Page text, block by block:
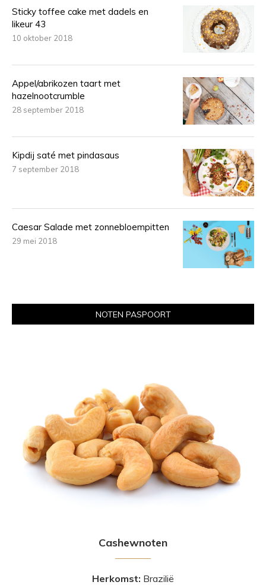
Sticky toffee cake met dadels en
likeur 43
10 oktober 2018
Appel/abrikozen taart met
hazelnootcrumble
28 september 2018
Kipdij saté met pindasaus
7 september 2018
Caesar Salade met zonnebloempitten
29 mei 2018
NOTEN PASPOORT
Cashewnoten
Herkomst: Brazilië